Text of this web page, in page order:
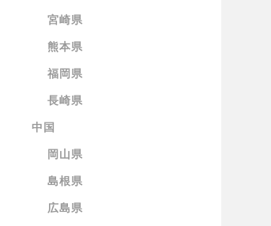
宮崎県
熊本県
福岡県
長崎県
中国
岡山県
島根県
広島県